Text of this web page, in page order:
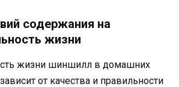
содержания на
жизни
жизни шиншилл в домашних
от качества и правильности